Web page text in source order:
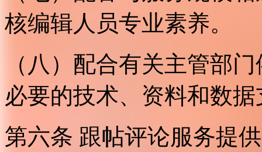
核编辑人员专业素养。
（八）配合有关主管部
必要的技术、资料和数
第六条 跟帖评论服务提